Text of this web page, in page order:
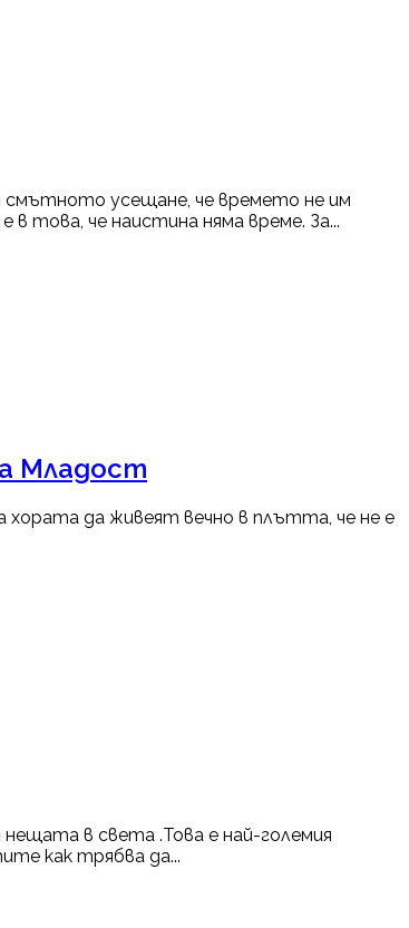
смътното усещане, че времето не им
това, че наистина няма време. За...
Младост
хората да живеят вечно в плътта, че не е
в света .Това е най-големия
как трябва да...